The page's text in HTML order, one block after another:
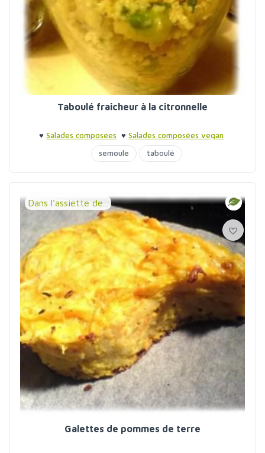
Taboulé fraicheur à la citronnelle
♥ Salades composées ♥ Salades composées vegan
semoule
taboulé
Dans l'assiette de...
Galettes de pommes de terre